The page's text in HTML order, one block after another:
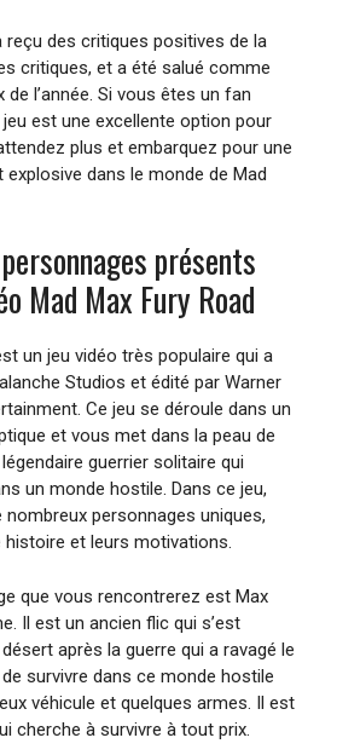
reçu des critiques positives de la
critiques, et a été salué comme
de l’année. Si vous êtes un fan
est une excellente option pour
plus et embarquez pour une
dans le monde de Mad
présents
Mad Max Fury Road
un jeu vidéo très populaire qui a
Studios et édité par Warner
Ce jeu se déroule dans un
et vous met dans la peau de
guerrier solitaire qui
un monde hostile. Dans ce jeu,
personnages uniques,
et leurs motivations.
que vous rencontrerez est Max
Il est un ancien flic qui s’est
après la guerre qui a ravagé le
survivre dans ce monde hostile
véhicule et quelques armes. Il est
cherche à survivre à tout prix.